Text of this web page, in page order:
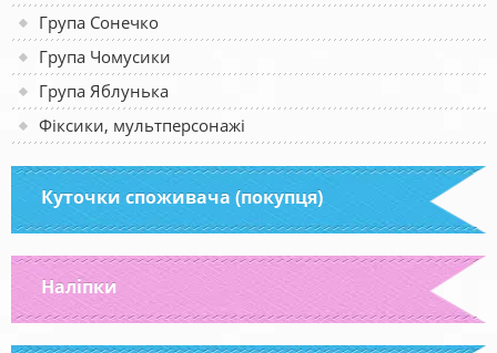
Група Сонечко
Група Чомусики
Група Яблунька
Фіксики, мультперсонажі
Куточки споживача (покупця)
Наліпки